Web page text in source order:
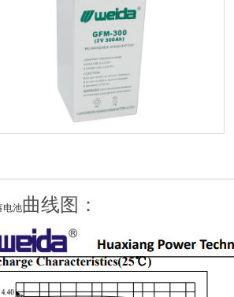
电池曲线图：